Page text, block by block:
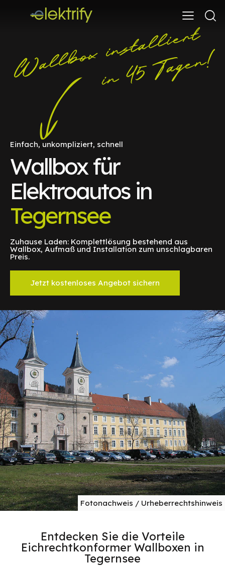
Einfach, unkompliziert, schnell
Wallbox für
Elektroautos in
Tegernsee
Zuhause Laden: Komplettlösung bestehend aus
Wallbox, Aufmaß und Installation zum unschlagbaren
Preis.
Jetzt kostenloses Angebot sichern
Fotonachweis / Urheberrechtshinweis
Entdecken Sie die Vorteile
Eichrechtkonformer Wallboxen in
Tegernsee